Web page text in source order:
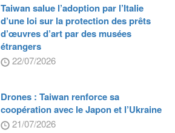
Taiwan salue l’adoption par l’Italie
d’une loi sur la protection des prêts
d’œuvres d’art par des musées
étrangers
22/07/2026
Drones : Taiwan renforce sa
coopération avec le Japon et l’Ukraine
21/07/2026